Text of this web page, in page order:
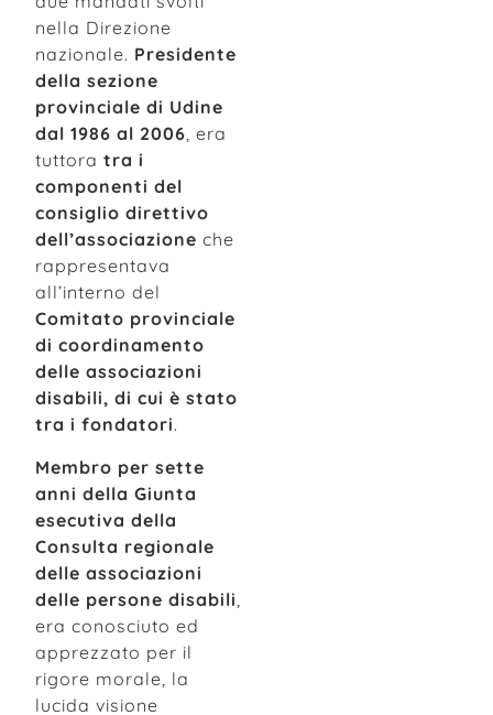
nella Direzione
nazionale. Presidente
della sezione
provinciale di Udine
dal 1986 al 2006, era
tuttora tra i
componenti del
consiglio direttivo
dell’associazione che
rappresentava
all’interno del
Comitato provinciale
di coordinamento
delle associazioni
disabili, di cui è stato
tra i fondatori.
Membro per sette
anni della Giunta
esecutiva della
Consulta regionale
delle associazioni
delle persone disabili
era conosciuto ed
apprezzato per il
rigore morale, la
lucida visione